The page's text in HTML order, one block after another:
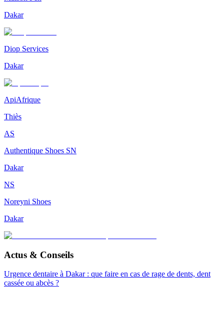
Dakar
Diop Services
Dakar
ApiAfrique
Thiès
AS
Authentique Shoes SN
Dakar
NS
Noreyni Shoes
Dakar
Actus & Conseils
Urgence dentaire à Dakar : que faire en cas de rage de dents, dent
cassée ou abcès ?